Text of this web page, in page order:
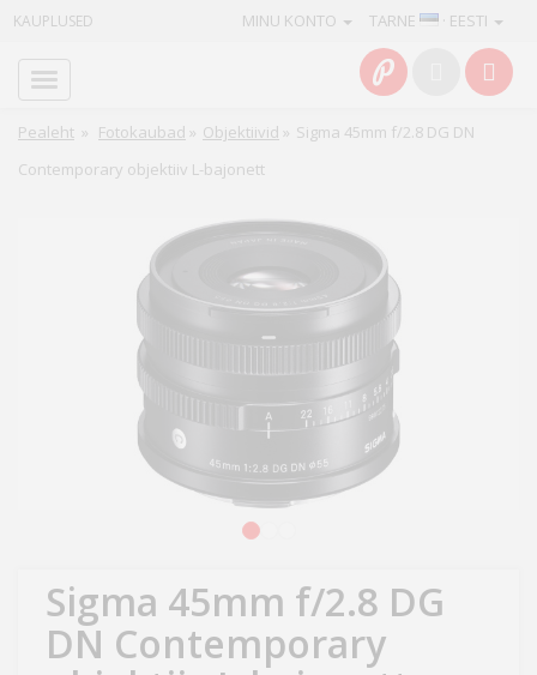
KAUPLUSED TARNE · EESTI
MINU KONTO
Pealeht » Fotokaubad » Objektiivid » Sigma 45mm f/2.8 DG DN
Contemporary objektiiv L-bajonett
Sigma 45mm f/2.8 DG
DN Contemporary
Info
Teenused
aed